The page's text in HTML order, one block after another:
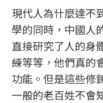
現代人為什麼達不
學的同時，中國人
直接研究了人的身
練等等，他們真的
功能。但是這些修
一般的老百姓不會